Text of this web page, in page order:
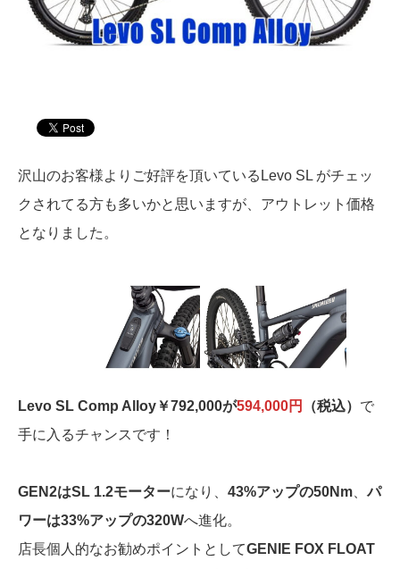
沢山のお客様よりご好評を頂いているLevo SL がチェッ
クされてる方も多いかと思いますが、アウトレット価格
となりました。
Levo SL Comp Alloy￥792,000が594,000円 （税込） で
手に入るチャンスです！
GEN2はSL 1.2モーターになり、 43%アップの50Nm 、パ
ワーは33%アップの320Wへ進化。
店長個人的なお勧めポイントとしてGENIE FOX FLOAT